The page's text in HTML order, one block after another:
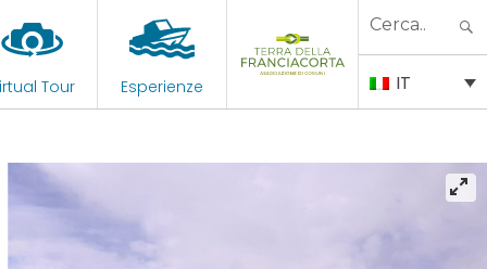
Tour Esperienze
Search
IT